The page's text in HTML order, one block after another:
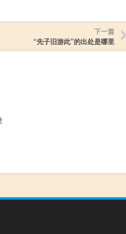
下一篇
“先子旧游此”的出处是哪里